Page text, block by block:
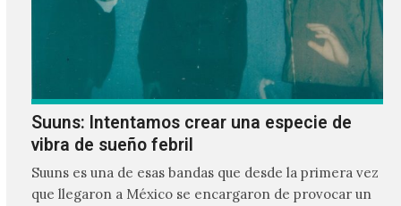
Suuns: Intentamos crear una especie de
vibra de sueño febril
Suuns es una de esas bandas que desde la primera vez
que llegaron a México se encargaron de provocar un